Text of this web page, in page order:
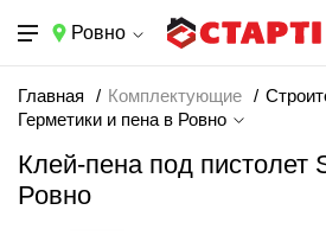
Ровно
Главная Комплектующие
Герметики и пена в Ровно
Клей-пена под пистолет
Ровно